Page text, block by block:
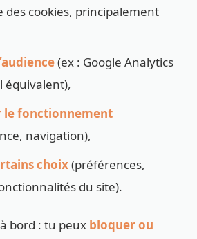
des cookies, principalement
(ex : Google Analytics
équivalent),
le fonctionnement
navigation),
choix(préférences,
du site).
bord : tu peux bloquer ou